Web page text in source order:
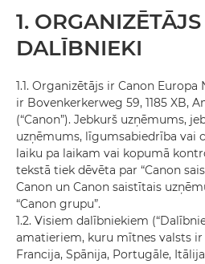
1.
DALĪBNIEKI
1.1. Organizētājs ir Canon Europa
ir Bovenkerkerweg 59, 1185 XB,
(“Canon”). Jebkurš uzņēmums,
uzņēmums, līgumsabiedrība vai
laiku pa laikam vai kopumā
tekstā tiek dēvēta par “Canon
Canon un Canon saistītais
“Canon grupu”.
1.2. Visiem dalībniekiem
amatieriem, kuru mītnes valsts ir
Francija, Spānija, Portugāle,